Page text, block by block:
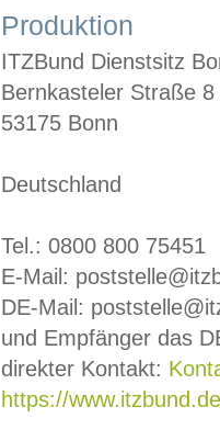
Produktion
ITZBund Dienstsitz
Bernkasteler Straße 8
53175 Bonn
Deutschland
Tel.: 0800 800 75451
E-Mail:
DE-Mail:
und Empfänger das
direkter Kontakt:
https://